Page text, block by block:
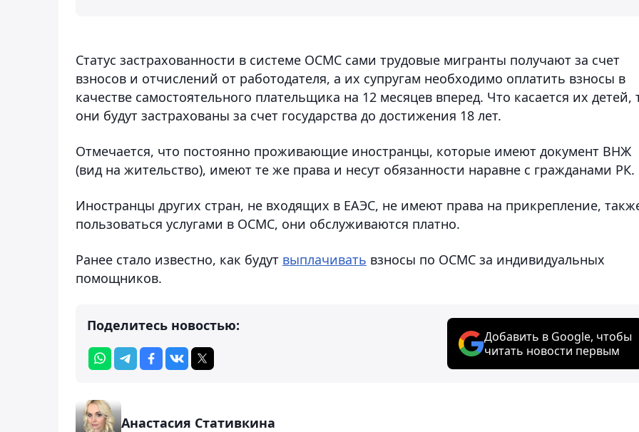
Cтатус застрахованности в системе ОСМС сами трудовые мигранты получают за счет
взносов и отчислений от работодателя, а их супругам необходимо оплатить взносы в
качестве самостоятельного плательщика на 12 месяцев вперед. Что касается их детей,
они будут застрахованы за счет государства до достижения 18 лет.
Отмечается, что постоянно проживающие иностранцы, которые имеют документ ВНЖ
(вид на жительство), имеют те же права и несут обязанности наравне с гражданами РК.
Иностранцы других стран, не входящих в ЕАЭС, не имеют права на прикрепление,
пользоваться услугами в ОСМС, они обслуживаются платно.
Ранее стало известно, как будут выплачивать взносы по ОСМС за индивидуальных
помощников.
Поделитесь новостью:
Добавить в Google, чтобы
читать новости первым
Анастасия Стативкина